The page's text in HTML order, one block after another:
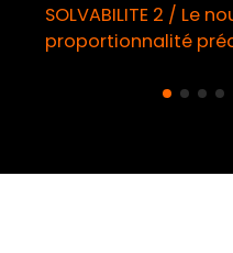
SOLVABILITE 2 / Le
proportionnalité